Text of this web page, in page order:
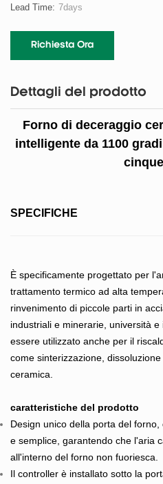
Lead Time: 7days
Richiesta Ora
Dettagli del prodotto
Forno di deceraggio
intelligente da 1100
SPECIFICHE
È specificamente progettato per
trattamento termico ad alta
rinvenimento di piccole parti in
industriali e minerarie, università
essere utilizzato anche per il
come sinterizzazione,
ceramica.
caratteristiche del prodotto
Design unico della porta del
e semplice, garantendo che l'aria
all'interno del forno non fuoriesca.
Il controller è installato sotto la